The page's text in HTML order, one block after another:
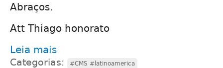
Abraços.
Att Thiago honorato
Leia mais
Categorias: #CMS #latinoamerica